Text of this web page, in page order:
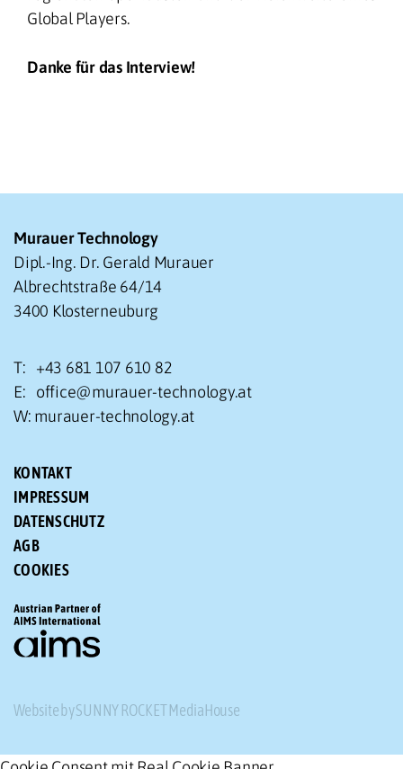
Global Players.
Danke für das Interview!
Murauer Technology
Dipl.-Ing. Dr. Gerald Murauer
Albrechtstraße 64/14
3400 Klosterneuburg
T: +43 681 107 610 82
E: office@murauer-technology.at
W: murauer-technology.at
KONTAKT
IMPRESSUM
DATENSCHUTZ
AGB
COOKIES
Website by SUNNY ROCKET MediaHouse